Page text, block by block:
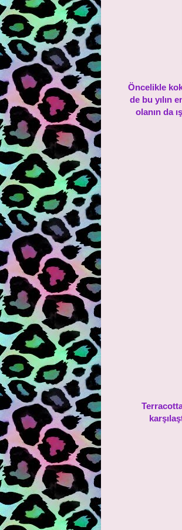
Öncelikle
de bu yılın
olanın da